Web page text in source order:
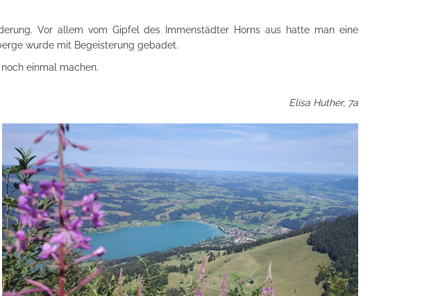
Vor allem vom Gipfel des Immenstädter Horns aus hatte man eine
wurde mit Begeisterung gebadet.
würden sie bestimmt noch einmal machen.
Elisa Huther, 7a